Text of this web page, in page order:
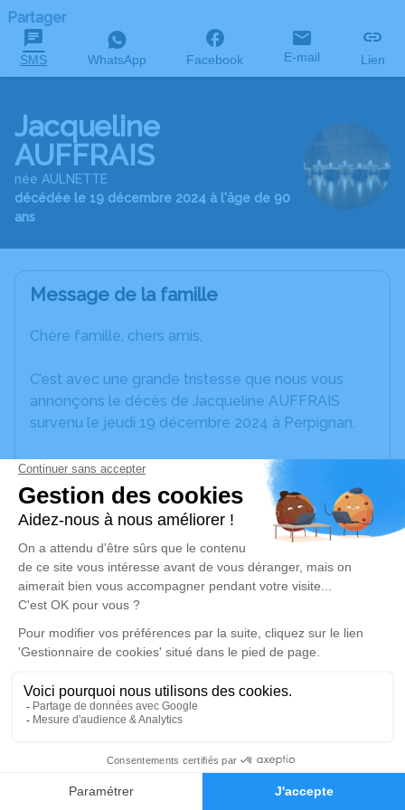
Faire-part Hommages
Partager
SMS WhatsApp Facebook E-mail Lien
Jacqueline
AUFFRAIS
née AULNETTE
décédée le 19 décembre 2024 à l'âge de 90
ans
Message de la famille
Chère famille, chers amis,
C’est avec une grande tristesse que nous vous
annonçons le décès de Jacqueline AUFFRAIS
survenu le jeudi 19 décembre 2024 à Perpignan.
Nous vous invitons à utiliser cet espace pour
laisser vos condoléances, partager des photos
souvenirs, une anecdote ou exprimer vos pensées
à travers des poèmes ou des textes. Cet endroit
est un lieu d'expression dédié à honorer la
mémoire de Jacqueline AUFFRAIS.
Un service de plantation d’arbre hommage est
disponible ici.
Déroulé des obsèques
Repos en salon funéraire